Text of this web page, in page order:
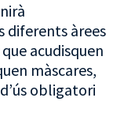
diferents àrees
acudisquen
màscares,
obligatori